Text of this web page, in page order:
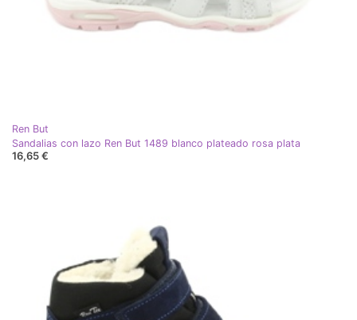
Ren But
Sandalias con lazo Ren But 1489 blanco plateado rosa plata
16,65 €